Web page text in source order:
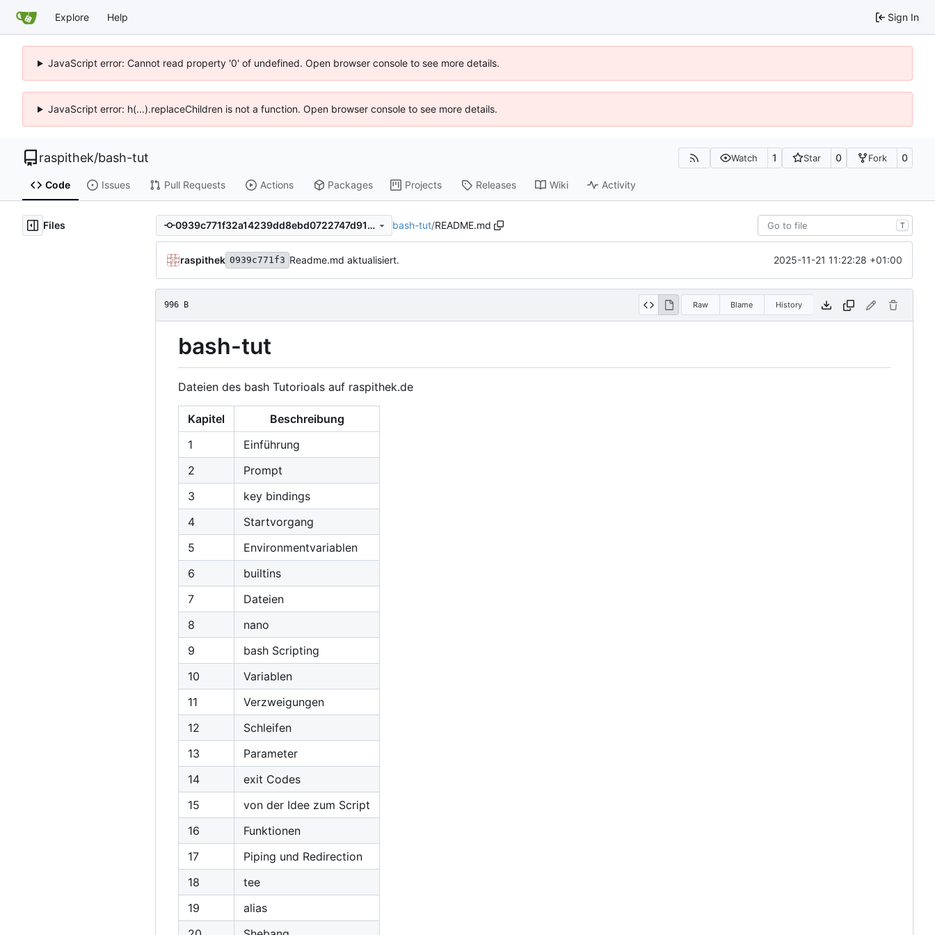
Explore Help Sign In
JavaScript error: Cannot read property '0' of undefined. Open browser console to see more details.
JavaScript error: h(...).replaceChildren is not a function. Open browser console to see more details.
raspithek/bash-tut Watch 1 Star 0 Fork 0
Code Issues Pull Requests Actions Packages Projects Releases Wiki Activity
Files 0939c771f32a14239dd8ebd0722747d911aad372 bash-tut/README.md T
raspithek 0939c771f3 Readme.md aktualisiert. 2025-11-21 11:22:28 +01:00
996 B Raw Blame History
bash-tut
Dateien des bash Tutorioals auf raspithek.de
Kapitel
Beschreibung
1
Einführung
2
Prompt
3
key bindings
4
Startvorgang
5
Environmentvariablen
6
builtins
7
Dateien
8
nano
9
bash Scripting
10
Variablen
11
Verzweigungen
12
Schleifen
13
Parameter
14
exit Codes
15
von der Idee zum Script
16
Funktionen
17
Piping und Redirection
18
tee
19
alias